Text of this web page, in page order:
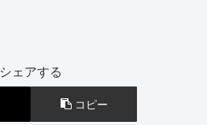
シェアする
コピー